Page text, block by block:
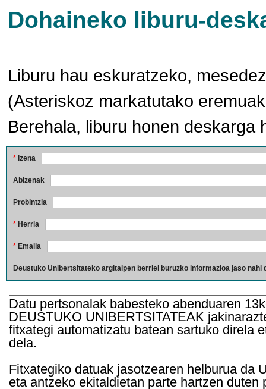
Dohaineko liburu-
Liburu hau eskuratzeko,
(Asteriskoz markatutako
Berehala, liburu honen deskarga
* Izena
Abizenak
Probintzia
* Herria
* Emaila
Deustuko Unibertsitateko argitalpen berriei buruzko informazioa jaso nahi
Datu pertsonalak babesteko abenduaren
DEUSTUKO UNIBERTSITATEAK
fitxategi automatizatu batean sartuko direla
dela.
Fitxategiko datuak jasotzearen helburua da
eta antzeko ekitaldietan parte hartzen